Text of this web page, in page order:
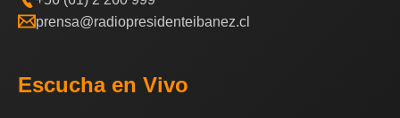
prensa@radiopresidenteibanez.cl
Escucha en Vivo